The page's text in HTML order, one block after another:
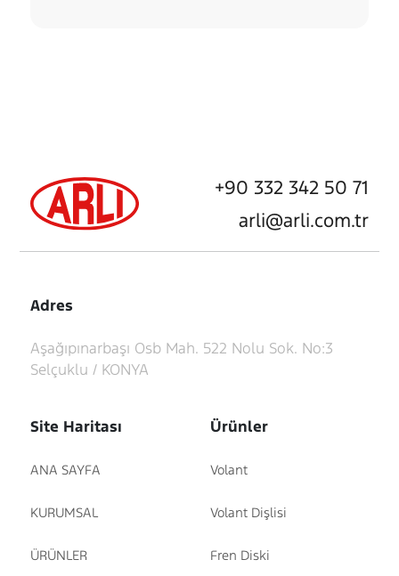
+90 332 342 50 71
arli@arli.com.tr
Adres
Aşağıpınarbaşı Osb Mah. 522 Nolu Sok. No:3
Selçuklu / KONYA
Site Haritası
ANA SAYFA
KURUMSAL
ÜRÜNLER
Ürünler
Volant
Volant Dişlisi
Fren Diski